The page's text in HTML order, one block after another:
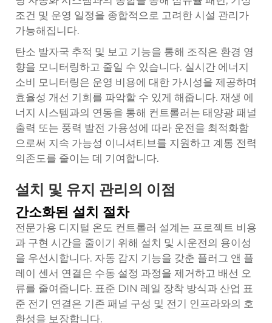
조건 및 운영 일정을 종합적으로 고려한 시설 관리가
가능해집니다.
탄소 발자국 추적 및 보고 기능을 통해 조직은 환경 영
향을 모니터링하고 줄일 수 있습니다. 실시간 에너지
소비 모니터링은 운영 비용에 대한 가시성을 제공하며
효율성 개선 기회를 파악할 수 있게 해줍니다. 재생 에
너지 시스템과의 연동을 통해 컨트롤러는 태양광 패널
출력 또는 풍력 발전 가용성에 따라 운전을 최적화함
으로써 지속 가능성 이니셔티브를 지원하고 계통 전력
의존도를 줄이는 데 기여합니다.
설치 및 유지 관리의 이점
간소화된 설치 절차
전문가용 디지털 온도 컨트롤러 설계는 프로젝트 비용
과 구현 시간을 줄이기 위해 설치 및 시운전의 용이성
을 우선시합니다. 자동 감지 기능을 갖춘 플러그 앤 플
레이 센서 연결은 수동 설정 과정을 제거하고 배선 오
류를 줄여줍니다. 표준 DIN 레일 장착 방식과 산업 표
준 전기 연결은 기존 패널 구성 및 전기 인프라와의 호
환성을 보장합니다.